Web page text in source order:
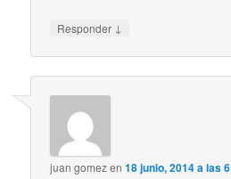
Responder ↓
juan gomezen18 junio, 2014 a las